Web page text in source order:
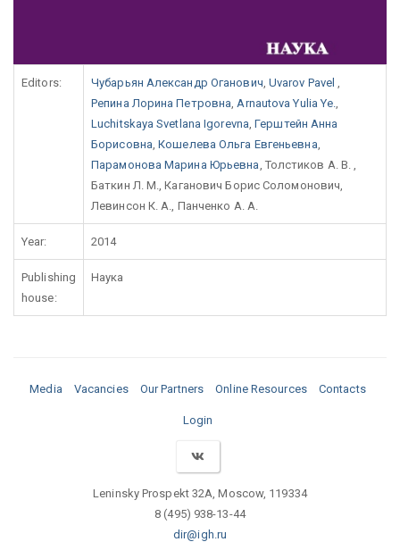
Editors: Чубарьян Александр Оганович, Uvarov Pavel,
Репина Лорина Петровна,Arnautova Yulia Ye.,
Luchitskaya Svetlana Igorevna,Герштейн Анна
Борисовна,Кошелева Ольга Евгеньевна,
Парамонова Марина Юрьевна, Толстиков А. В. ,
Баткин Л. М., Каганович Борис Соломонович,
Левинсон К. А., Панченко А. А.
Year: 2014
Publishing
house:
Наука
Media Vacancies Our Partners Online Resources Contacts
Login
Leninsky Prospekt 32A, Moscow, 119334
8 (495) 938-13-44
dir@igh.ru